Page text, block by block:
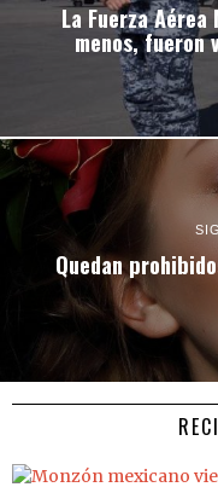
La Fuerza
menos, fueron
Quedan